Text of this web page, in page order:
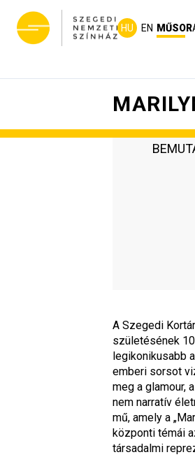
HU EN MŰSOR
A Szegedi
születésének
legikonikusabb
emberi sorsot
meg a glamour,
nem narratív
mű, amely a
központi témái
társadalmi